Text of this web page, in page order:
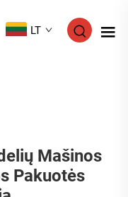
LT
Mašinos
Pakuotės